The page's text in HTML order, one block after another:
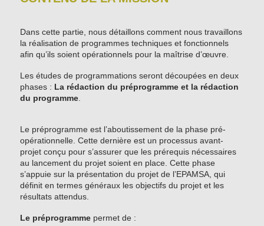
Dans cette partie, nous détaillons comment nous travaillons
la réalisation de programmes techniques et fonctionnels
afin qu’ils soient opérationnels pour la maîtrise d’œuvre.
Les études de programmations seront découpées en deux
phases : La rédaction du préprogramme et la rédaction
du programme
Le préprogramme est l’aboutissement de la phase pré-
opérationnelle. Cette dernière est un processus avant-
projet conçu pour s’assurer que les prérequis nécessaires
au lancement du projet soient en place. Cette phase
s’appuie sur la présentation du projet de l’EPAMSA, qui
définit en termes généraux les objectifs du projet et les
résultats attendus.
Le préprogramme permet de :